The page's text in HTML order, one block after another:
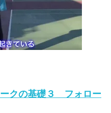
クの基礎３ フォロー